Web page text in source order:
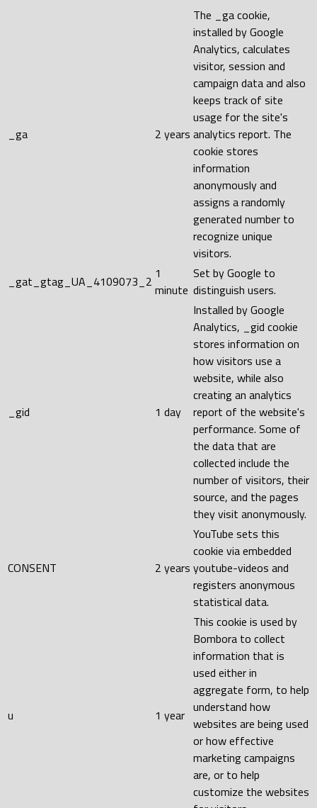
_ga 2 years
The _ga cookie,
installed by Google
Analytics, calculates
visitor, session and
campaign data and also
keeps track of site
usage for the site's
analytics report. The
cookie stores
information
anonymously and
assigns a randomly
generated number to
recognize unique
visitors.
_gat_gtag_UA_4109073_2 1
minute
Set by Google to
distinguish users.
_gid 1 day
Installed by Google
Analytics, _gid cookie
stores information on
how visitors use a
website, while also
creating an analytics
report of the website's
performance. Some of
the data that are
collected include the
number of visitors, their
source, and the pages
they visit anonymously.
CONSENT 2 years
YouTube sets this
cookie via embedded
youtube-videos and
registers anonymous
statistical data.
u 1 year
This cookie is used by
Bombora to collect
information that is
used either in
aggregate form, to help
understand how
websites are being used
or how effective
marketing campaigns
are, or to help
customize the websites